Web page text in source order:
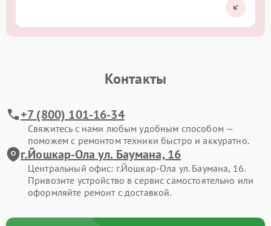
Контакты
+7 (800) 101-16-34
Свяжитесь с нами любым удобным способом —
поможем с ремонтом техники быстро и аккуратно.
г.Йошкар-Ола ул. Баумана, 16
Центральный офис: г.Йошкар-Ола ул. Баумана, 16.
Привозите устройство в сервис самостоятельно или
оформляйте ремонт с доставкой.